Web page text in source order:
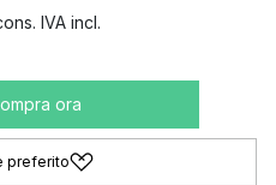
IVA incl.
ora
preferito